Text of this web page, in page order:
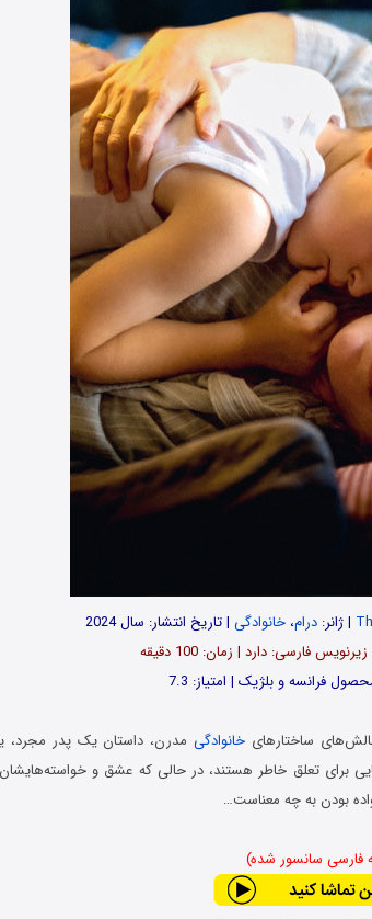
| ژانر: درام، خانوادگی| تاریخ انتشار: سال 2024
فارسی: دارد | زمان: 100 دقیقه
فرانسه و بلژیک | امتیاز: 7.3
خانوادگیمدرن، داستان یک پدر مجرد،
برای تعلق خاطر هستند، در حالی که عشق و
بودن به چه معناست…
فارسی سانسور شده)